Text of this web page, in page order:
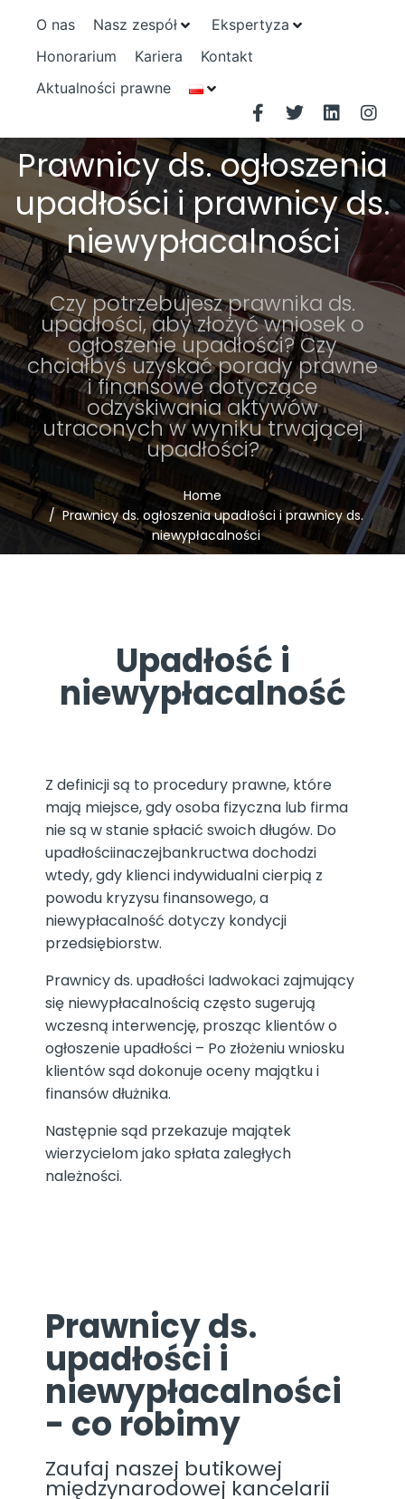
O nas Nasz zespół
Ekspertyza
Honorarium
Kariera
Kontakt
Aktualności prawne
Prawnicy ds. ogłoszenia
upadłości i prawnicy ds.
niewypłacalności
Czy potrzebujesz prawnika ds.
upadłości, aby złożyć wniosek o
ogłoszenie upadłości? Czy
chciałbyś uzyskać porady prawne
i finansowe dotyczące
odzyskiwania aktywów
utraconych w wyniku trwającej
upadłości?
Home
Prawnicy ds. ogłoszenia upadłości i prawnicy ds.
niewypłacalności
Upadłość i
niewypłacalność
Z definicji są to procedury prawne, które
mają miejsce, gdy osoba fizyczna lub firma
nie są w stanie spłacić swoich długów. Do
upadłościinaczejbankructwa dochodzi
wtedy, gdy klienci indywidualni cierpią z
powodu kryzysu finansowego, a
niewypłacalność dotyczy kondycji
przedsiębiorstw.
Prawnicy ds. upadłości Iadwokaci zajmujący
się niewypłacalnością często sugerują
wczesną interwencję, prosząc klientów o
ogłoszenie upadłości – Po złożeniu wniosku
klientów sąd dokonuje oceny majątku i
finansów dłużnika.
Następnie sąd przekazuje majątek
wierzycielom jako spłata zaległych
należności.
Prawnicy ds.
upadłości i
niewypłacalności
- co robimy
Zaufaj naszej butikowej
międzynarodowej kancelarii